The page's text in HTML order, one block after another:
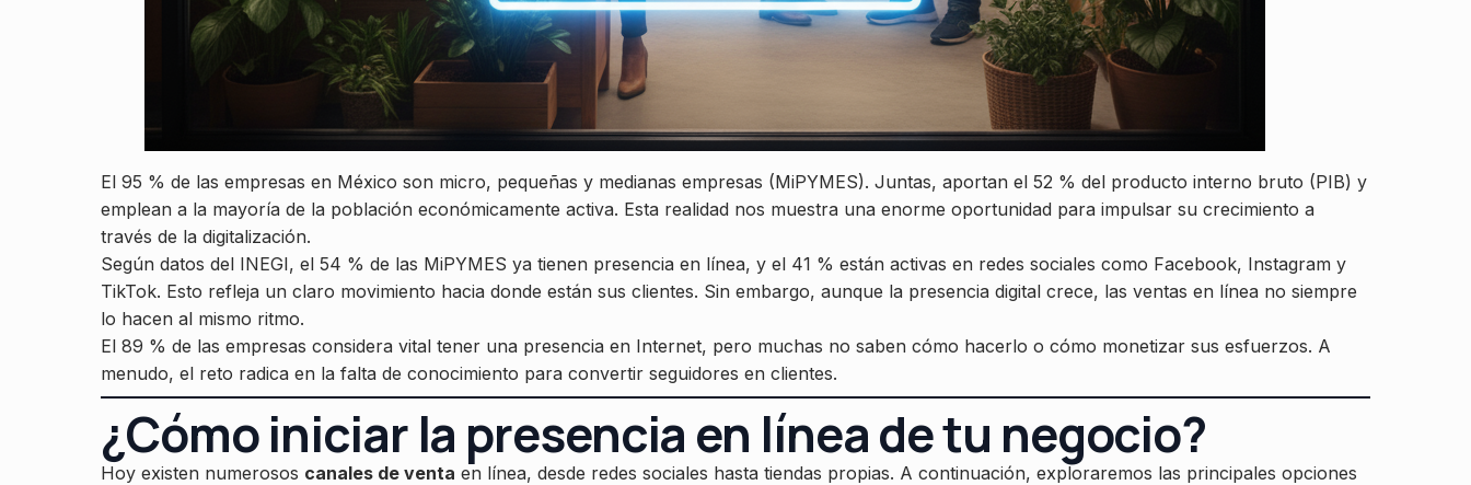
El 95 % de las empresas en México son micro, pequeñas y medianas empresas (MiPYMES). Juntas, aportan el 52 % del producto interno bruto (PIB) y
emplean a la mayoría de la población económicamente activa. Esta realidad nos muestra una enorme oportunidad para impulsar su crecimiento a
través de la digitalización.
Según datos del INEGI, el 54 % de las MiPYMES ya tienen presencia en línea, y el 41 % están activas en redes sociales como Facebook, Instagram y
TikTok. Esto refleja un claro movimiento hacia donde están sus clientes. Sin embargo, aunque la presencia digital crece, las ventas en línea no siempre
lo hacen al mismo ritmo.
El 89 % de las empresas considera vital tener una presencia en Internet, pero muchas no saben cómo hacerlo o cómo monetizar sus esfuerzos. A
menudo, el reto radica en la falta de conocimiento para convertir seguidores en clientes.
¿Cómo iniciar la presencia en línea de tu negocio?
Hoy existen numerosos canales de venta en línea, desde redes sociales hasta tiendas propias. A continuación, exploraremos las principales opciones